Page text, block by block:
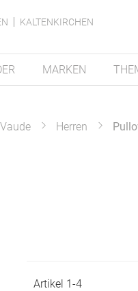
KALTENKIRCHEN
MARKEN
Vaude Herren
Artikel 1-4